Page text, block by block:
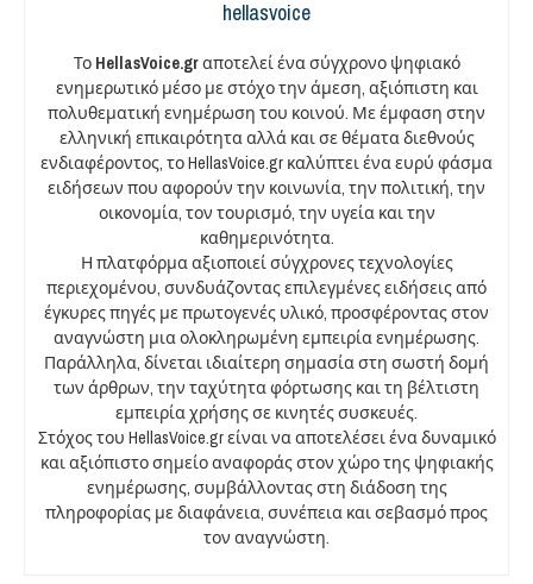
hellasvoice
Το HellasVoice.grαποτελεί ένα σύγχρονο ψηφιακό
ενημερωτικό μέσο με στόχο την άμεση, αξιόπιστη και
πολυθεματική ενημέρωση του κοινού. Με έμφαση στην
ελληνική επικαιρότητα αλλά και σε θέματα διεθνούς
ενδιαφέροντος, το HellasVoice.gr καλύπτει ένα ευρύ φάσμα
ειδήσεων που αφορούν την κοινωνία, την πολιτική, την
οικονομία, τον τουρισμό, την υγεία και την
καθημερινότητα.
Η πλατφόρμα αξιοποιεί σύγχρονες τεχνολογίες
περιεχομένου, συνδυάζοντας επιλεγμένες ειδήσεις από
έγκυρες πηγές με πρωτογενές υλικό, προσφέροντας στον
αναγνώστη μια ολοκληρωμένη εμπειρία ενημέρωσης.
Παράλληλα, δίνεται ιδιαίτερη σημασία στη σωστή δομή
των άρθρων, την ταχύτητα φόρτωσης και τη βέλτιστη
εμπειρία χρήσης σε κινητές συσκευές.
Στόχος του HellasVoice.gr είναι να αποτελέσει ένα δυναμικό
και αξιόπιστο σημείο αναφοράς στον χώρο της ψηφιακής
ενημέρωσης, συμβάλλοντας στη διάδοση της
πληροφορίας με διαφάνεια, συνέπεια και σεβασμό προς
τον αναγνώστη.